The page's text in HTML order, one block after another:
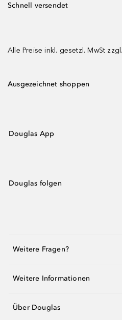
Schnell versendet
Alle Preise inkl. gesetzl. MwSt zzgl.
Ausgezeichnet shoppen
Douglas App
Douglas folgen
Weitere Fragen?
Weitere Informationen
Über Douglas